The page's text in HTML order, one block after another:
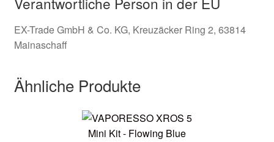
EX-Trade GmbH & Co. KG, Kreuzäcker Ring 2, 63814
Mainaschaff
Ähnliche Produkte